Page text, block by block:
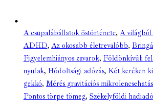
A csupalábállatok őstörténete, A világból
ADHD, Az okosabb életrevalóbb,
Figyelemhiányos zavarok, Földönkívüli
nyulak, Hódoltsági adózás, Két keréken
gekkó, Mérés gravitációs
Pontos törpe tömeg, Székelyföldi hadiadó